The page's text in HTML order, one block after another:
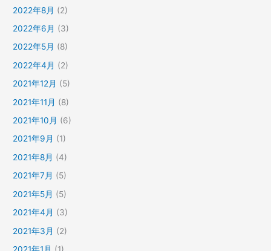
2022年8月 (2)
2022年6月 (3)
2022年5月 (8)
2022年4月 (2)
2021年12月 (5)
2021年11月 (8)
2021年10月 (6)
2021年9月 (1)
2021年8月 (4)
2021年7月 (5)
2021年5月 (5)
2021年4月 (3)
2021年3月 (2)